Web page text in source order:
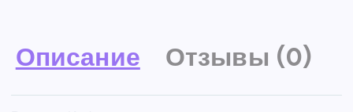
Описание Отзывы (0)